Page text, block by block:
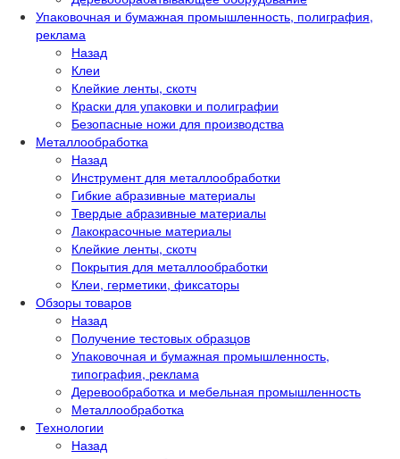
Упаковочная и бумажная промышленность, полиграфия,
реклама
Назад
Клеи
Клейкие ленты, скотч
Краски для упаковки и полиграфии
Безопасные ножи для производства
Металлообработка
Назад
Инструмент для металлообработки
Гибкие абразивные материалы
Твердые абразивные материалы
Лакокрасочные материалы
Клейкие ленты, скотч
Покрытия для металлообработки
Клеи, герметики, фиксаторы
Обзоры товаров
Назад
Получение тестовых образцов
Упаковочная и бумажная промышленность,
типография, реклама
Деревообработка и мебельная промышленность
Металлообработка
Технологии
Назад